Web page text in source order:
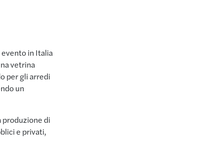
in Italia
vetrina
per gli arredi
un
produzione di
e privati,